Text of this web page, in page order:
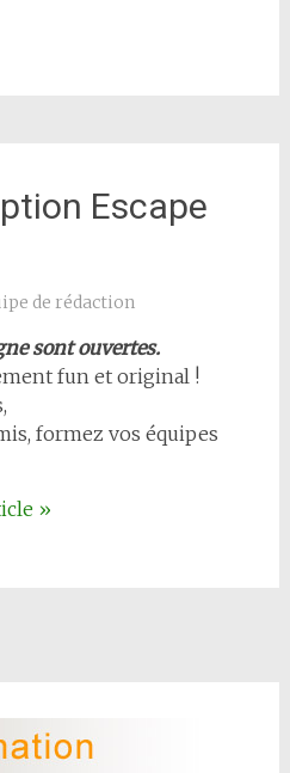
Escape
de rédaction
sont ouvertes.
fun et original !
formez vos équipes
»